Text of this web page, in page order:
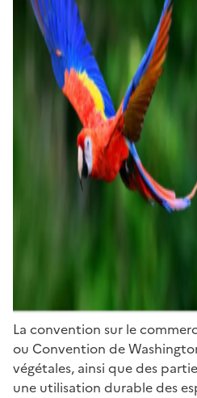
La convention sur le
ou Convention de
végétales, ainsi que des
une utilisation durable des